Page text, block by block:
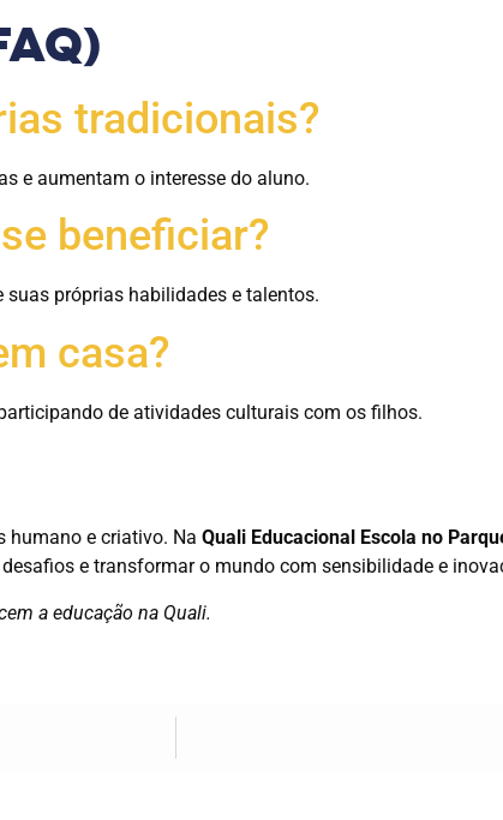
tradicionais?
e aumentam o interesse do aluno.
beneficiar?
próprias habilidades e talentos.
casa?
de atividades culturais com os filhos.
humano e criativo. Na Quali Educacional Escola no
e transformar o mundo com sensibilidade e
a educação na Quali.